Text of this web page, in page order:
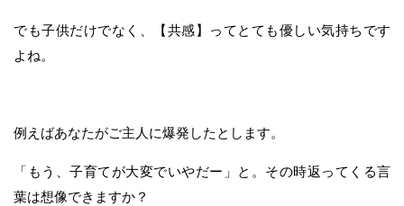
でも子供だけでなく、【共感】ってとても優しい気持ちです
よね。
例えばあなたがご主人に爆発したとします。
「もう、子育てが大変でいやだー」と。その時返ってくる言
葉は想像できますか？